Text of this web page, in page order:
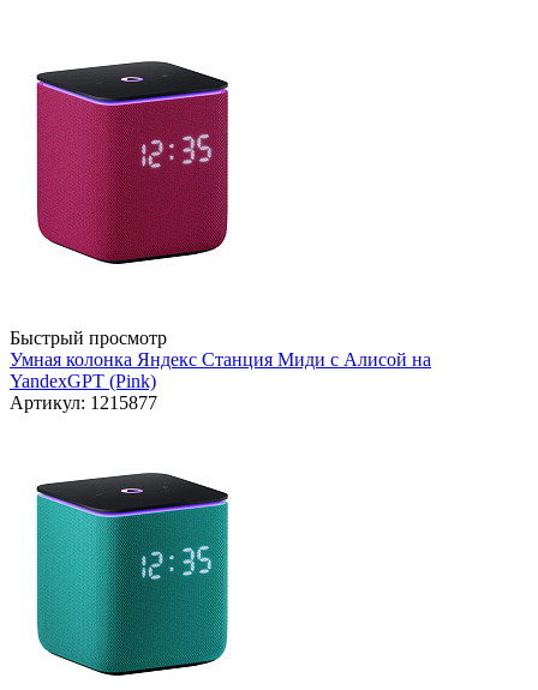
Быстрый просмотр
Умная колонка Яндекс Станция Миди с Алисой на
YandexGPT (Pink)
Артикул: 1215877